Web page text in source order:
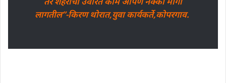
लागतील”-किरण थोरात,युवा कार्यकर्ते,कोपरगाव.